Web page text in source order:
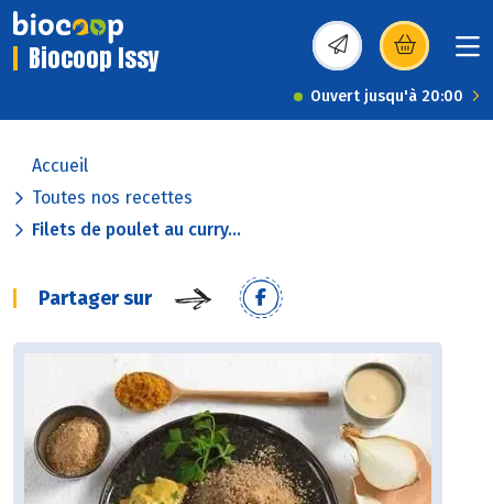
Biocoop Issy (s’ouvre dans une
Ouvert jusqu'à 20:00
Accueil
Toutes nos recettes
Filets de poulet au curry...
Partager sur